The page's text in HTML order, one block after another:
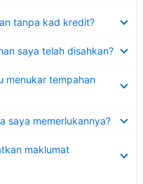
tanpa kad kredit?
saya telah disahkan?
menukar tempahan
saya memerlukannya?
maklumat